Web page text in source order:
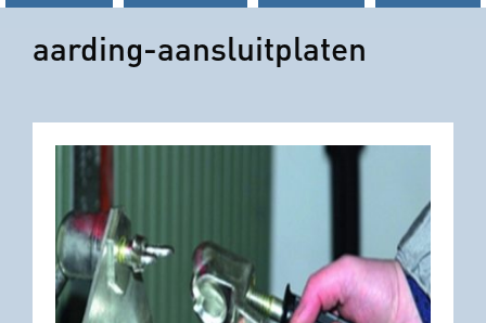
aarding-aansluitplaten